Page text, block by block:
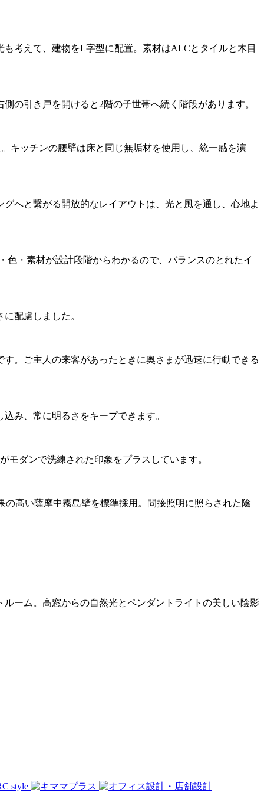
考えて、建物をL字型に配置。素材はALCとタイルと木目
の引き戸を開けると2階の子世帯へ続く階段があります。
キッチンの腰壁は床と同じ無垢材を使用し、統一感を演
へと繋がる開放的なレイアウトは、光と風を通し、心地よ
・素材が設計段階からわかるので、バランスのとれたイ
配慮しました。
。ご主人の来客があったときに奥さまが迅速に行動できる
み、常に明るさをキープできます。
ダンで洗練された印象をプラスしています。
高い薩摩中霧島壁を標準採用。間接照明に照らされた陰
ーム。高窓からの自然光とペンダントライトの美しい陰影